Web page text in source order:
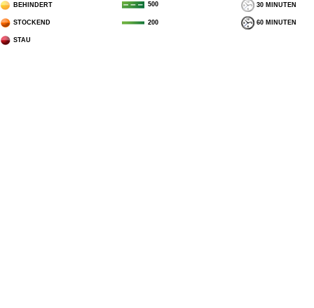
BEHINDERT 500 30 MINUTEN
STOCKEND 200 60 MINUTEN
STAU